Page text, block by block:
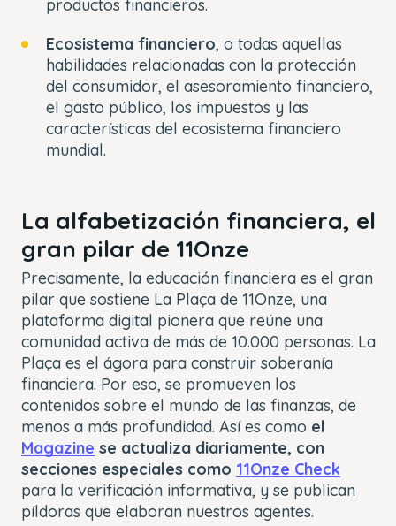
productos financieros.
Ecosistema financiero, o todas aquellas
habilidades relacionadas con la protección
del consumidor, el asesoramiento financiero,
el gasto público, los impuestos y las
características del ecosistema financiero
mundial.
La alfabetización financiera, el
gran pilar de 11Onze
Precisamente, la educación financiera es el gran
pilar que sostiene La Plaça de 11Onze, una
plataforma digital pionera que reúne una
comunidad activa de más de 10.000 personas. La
Plaça es el ágora para construir soberanía
financiera. Por eso, se promueven los
contenidos sobre el mundo de las finanzas, de
menos a más profundidad. Así es como el
Magazine se actualiza diariamente, con
secciones especiales como 11Onze Check
para la verificación informativa, y se publican
píldoras que elaboran nuestros agentes.